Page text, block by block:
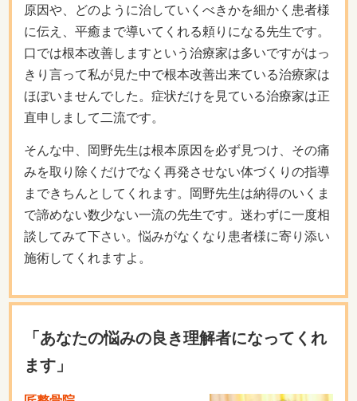
原因や、どのように治していくべきかを細かく患者様
に伝え、平癒まで導いてくれる頼りになる先生です。
口では根本改善しますという治療家は多いですがはっ
きり言って私が見た中で根本改善出来ている治療家は
ほぼいませんでした。症状だけを見ている治療家は正
直申しまして二流です。
そんな中、岡野先生は根本原因を必ず見つけ、その痛
みを取り除くだけでなく再発させない体づくりの指導
まできちんとしてくれます。岡野先生は納得のいくま
で諦めない数少ない一流の先生です。迷わずに一度相
談してみて下さい。悩みがなくなり患者様に寄り添い
施術してくれますよ。
「あなたの悩みの良き理解者になってくれ
ます」